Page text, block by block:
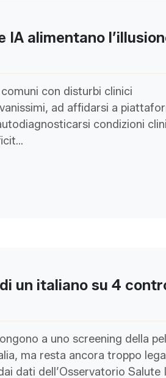
alimentano
con disturbi clinici
ad affidarsi a
condizioni
un italiano su 4
a uno screening della
ma resta ancora troppo
dati dell’Osservatorio Salute